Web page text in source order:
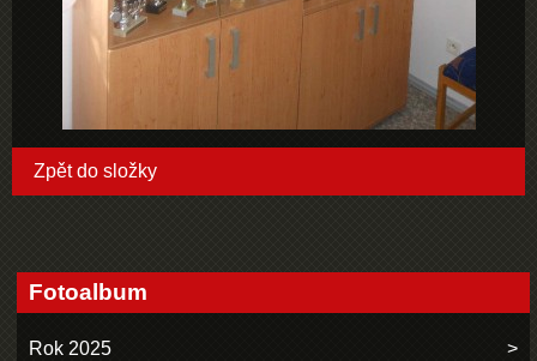
Zpět do složky
Fotoalbum
Rok 2025